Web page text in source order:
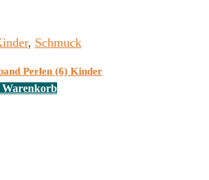
, Schmuck
Perlen (6) Kinder
Warenkorb